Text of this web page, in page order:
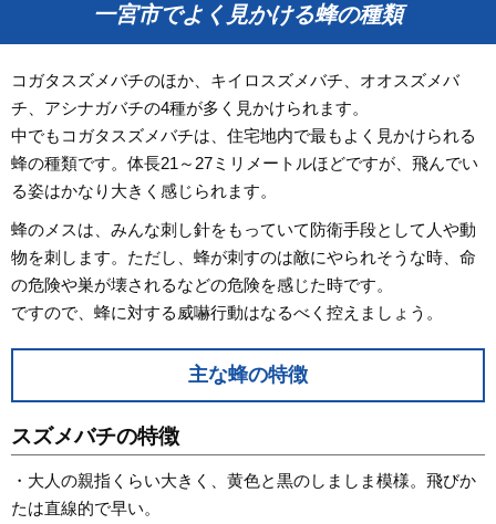
一宮市でよく見かける蜂の種類
コガタスズメバチのほか、キイロスズメバチ、オオスズメバ
チ、アシナガバチの4種が多く見かけられます。
中でもコガタスズメバチは、住宅地内で最もよく見かけられる
蜂の種類です。体長21～27ミリメートルほどですが、飛んでい
る姿はかなり大きく感じられます。
蜂のメスは、みんな刺し針をもっていて防衛手段として人や動
物を刺します。ただし、蜂が刺すのは敵にやられそうな時、命
の危険や巣が壊されるなどの危険を感じた時です。
ですので、蜂に対する威嚇行動はなるべく控えましょう。
主な蜂の特徴
スズメバチの特徴
・大人の親指くらい大きく、黄色と黒のしましま模様。飛びか
たは直線的で早い。